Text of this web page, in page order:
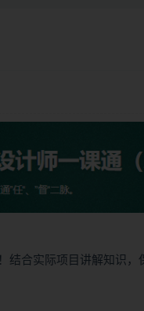
合实际项目讲解知识